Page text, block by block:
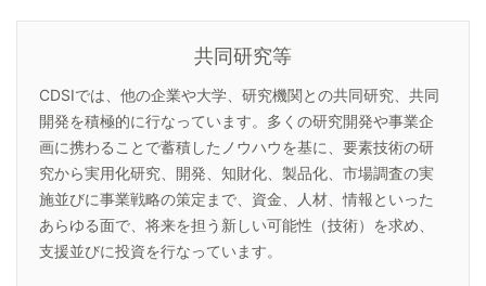
共同研究等
CDSIでは、他の企業や大学、研究機関との共同研究、共同
開発を積極的に行なっています。多くの研究開発や事業企
画に携わることで蓄積したノウハウを基に、要素技術の研
究から実用化研究、開発、知財化、製品化、市場調査の実
施並びに事業戦略の策定まで、資金、人材、情報といった
あらゆる面で、将来を担う新しい可能性（技術）を求め、
支援並びに投資を行なっています。